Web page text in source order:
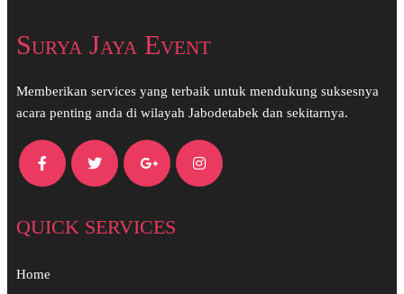
Surya Jaya Event
Memberikan services yang terbaik untuk mendukung suksesnya
acara penting anda di wilayah Jabodetabek dan sekitarnya.
QUICK SERVICES
Home